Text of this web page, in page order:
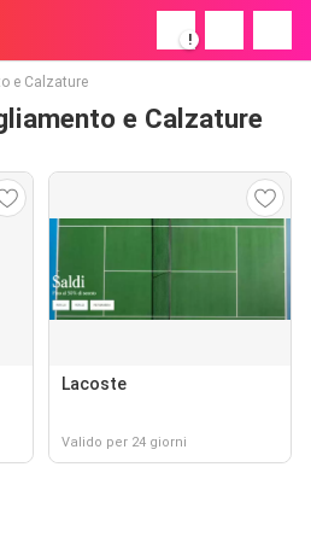
!
e Calzature
e Calzature
Lacoste
Valido per 24 giorni